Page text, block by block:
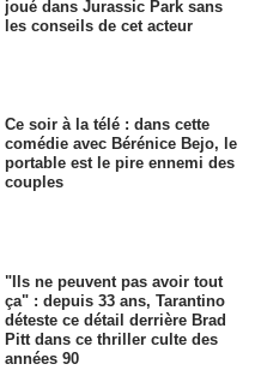
joué dans Jurassic Park sans
les conseils de cet acteur
Ce soir à la télé : dans cette
comédie avec Bérénice Bejo, le
portable est le pire ennemi des
couples
"Ils ne peuvent pas avoir tout
ça" : depuis 33 ans, Tarantino
déteste ce détail derrière Brad
Pitt dans ce thriller culte des
années 90